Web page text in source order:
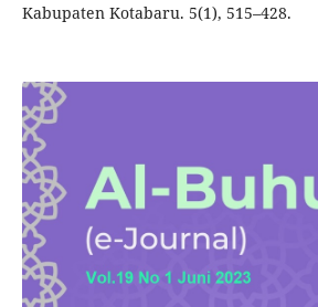
Kabupaten Kotabaru. 5(1), 515–428.